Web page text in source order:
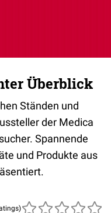
Überblick
Ständen und
der Medica
Spannende
und Produkte aus